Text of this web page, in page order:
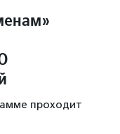
проходит